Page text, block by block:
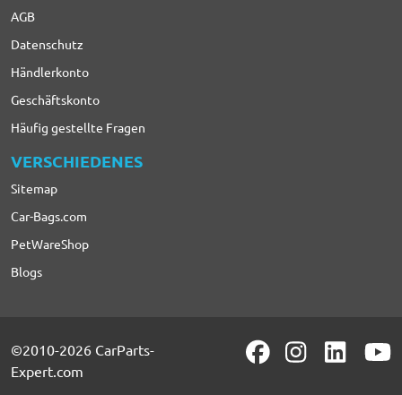
AGB
Datenschutz
Händlerkonto
Geschäftskonto
Häufig gestellte Fragen
VERSCHIEDENES
Sitemap
Car-Bags.com
PetWareShop
Blogs
©2010-2026 CarParts-
Expert.com